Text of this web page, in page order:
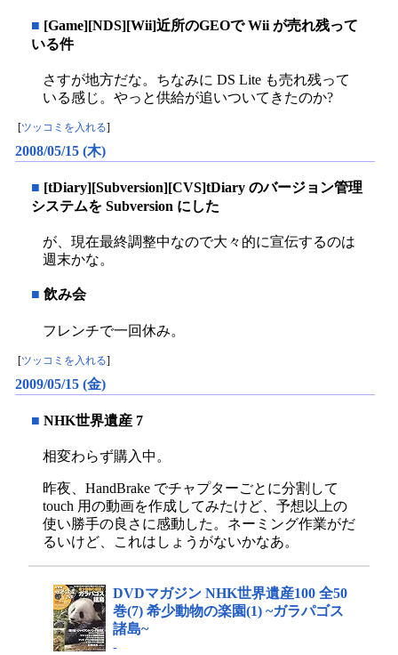
■ [Game][NDS][Wii]近所のGEOで Wii が売れ残って
いる件
さすが地方だな。ちなみに DS Lite も売れ残って
いる感じ。やっと供給が追いついてきたのか?
[ツッコミを入れる]
2008/05/15 (木)
■ [tDiary][Subversion][CVS]tDiary のバージョン管理
システムを Subversion にした
が、現在最終調整中なので大々的に宣伝するのは
週末かな。
■ 飲み会
フレンチで一回休み。
[ツッコミを入れる]
2009/05/15 (金)
■ NHK世界遺産 7
相変わらず購入中。
昨夜、HandBrake でチャプターごとに分割して
touch 用の動画を作成してみたけど、予想以上の
使い勝手の良さに感動した。ネーミング作業がだ
るいけど、これはしょうがないかなあ。
DVDマガジン NHK世界遺産100 全50
巻(7) 希少動物の楽園(1) ~ガラパゴス
諸島~
-